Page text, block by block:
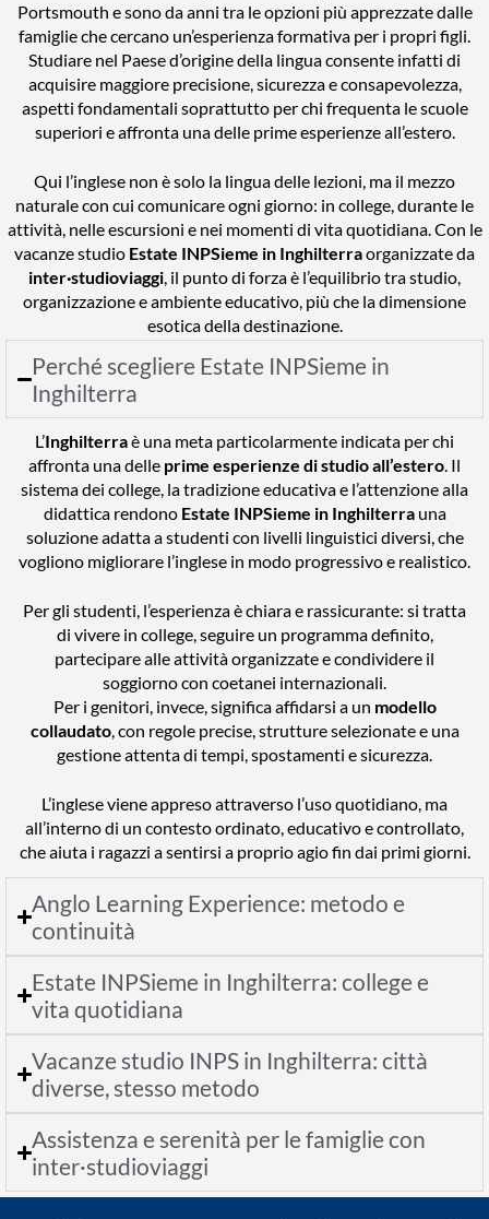
Portsmouth e sono da anni tra le opzioni più apprezzate dalle
famiglie che cercano un’esperienza formativa per i propri figli.
Studiare nel Paese d’origine della lingua consente infatti di
acquisire maggiore precisione, sicurezza e consapevolezza,
aspetti fondamentali soprattutto per chi frequenta le scuole
superiori e affronta una delle prime esperienze all’estero.
Qui l’inglese non è solo la lingua delle lezioni, ma il mezzo
naturale con cui comunicare ogni giorno: in college, durante le
attività, nelle escursioni e nei momenti di vita quotidiana. Con le
vacanze studio Estate INPSieme in Inghilterraorganizzate da
inter·studioviaggi , il punto di forza è l’equilibrio tra studio,
organizzazione e ambiente educativo, più che la dimensione
esotica della destinazione.
Perché scegliere Estate INPSieme in
Inghilterra
L’Inghilterraè una meta particolarmente indicata per chi
affronta una delle prime esperienze di studio all’estero. Il
sistema dei college, la tradizione educativa e l’attenzione alla
didattica rendono Estate INPSieme in Inghilterrauna
soluzione adatta a studenti con livelli linguistici diversi, che
vogliono migliorare l’inglese in modo progressivo e realistico.
Per gli studenti, l’esperienza è chiara e rassicurante: si tratta
di vivere in college, seguire un programma definito,
partecipare alle attività organizzate e condividere il
soggiorno con coetanei internazionali.
Per i genitori, invece, significa affidarsi a un modello
collaudato, con regole precise, strutture selezionate e una
gestione attenta di tempi, spostamenti e sicurezza.
L’inglese viene appreso attraverso l’uso quotidiano, ma
all’interno di un contesto ordinato, educativo e controllato,
che aiuta i ragazzi a sentirsi a proprio agio fin dai primi giorni.
Anglo Learning Experience: metodo e
continuità
Estate INPSieme in Inghilterra: college e
vita quotidiana
Vacanze studio INPS in Inghilterra: città
diverse, stesso metodo
Assistenza e serenità per le famiglie con
inter·studioviaggi